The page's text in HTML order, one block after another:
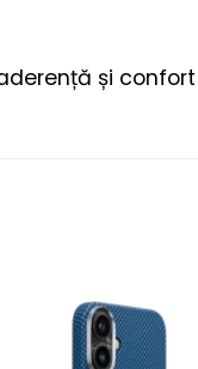
și confort